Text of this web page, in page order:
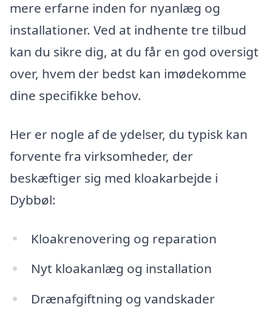
mere erfarne inden for nyanlæg og
installationer. Ved at indhente tre tilbud
kan du sikre dig, at du får en god oversigt
over, hvem der bedst kan imødekomme
dine specifikke behov.
Her er nogle af de ydelser, du typisk kan
forvente fra virksomheder, der
beskæftiger sig med kloakarbejde i
Dybbøl:
Kloakrenovering og reparation
Nyt kloakanlæg og installation
Drænafgiftning og vandskader